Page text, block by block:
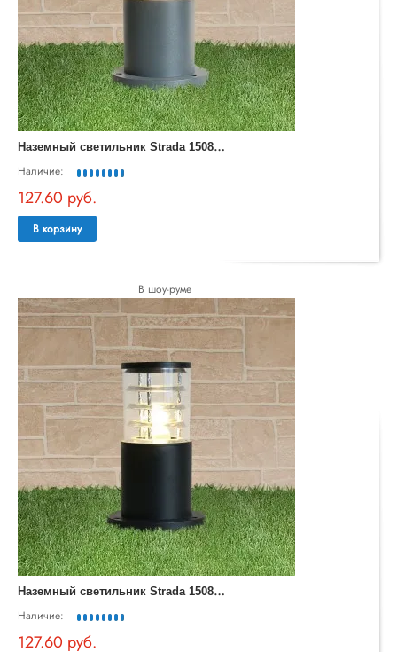
Н
аземный светильник Strada 1508 TECHNO серый
Наличие:
127.60 руб.
В корзину
В шоу-руме
Н
аземный светильник Strada 1508 TECHNO черный
Наличие:
127.60 руб.